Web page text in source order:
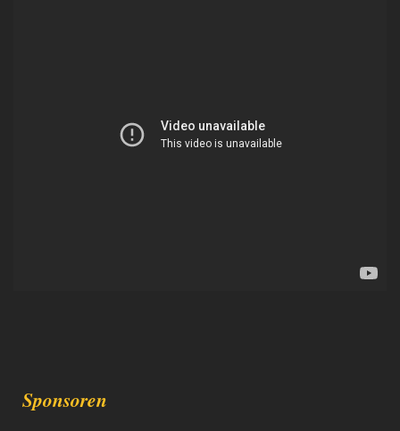
Sponsoren